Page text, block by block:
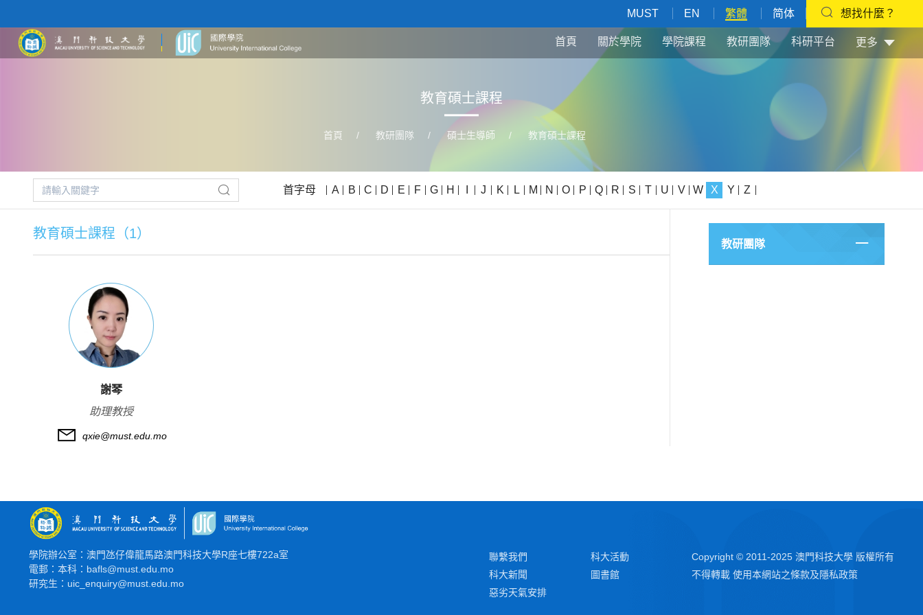
MUST EN 繁體 简体 想找什麼？
首頁 關於學院 學院課程 教研團隊 科研平台 更多
教育碩士課程
首頁 / 教研團隊 / 碩士生導師 / 教育碩士課程
首字母 A B C D E F G H J K L M N O P Q R S T U V W X Y Z
教育碩士課程（1）
謝琴
助理教授
qxie@must.edu.mo
教研團隊
學院辦公室：澳門氹仔偉龍馬路澳門科技大學R座七樓722a室
電郵：本科：bafls@must.edu.mo
研究生：uic_enquiry@must.edu.mo
聯繫我們
科大活動
科大新聞
圖書館
惡劣天氣安排
Copyright © 2011-2025 澳門科技大學 版權所有
不得轉載 使用本網站之條款及隱私政策